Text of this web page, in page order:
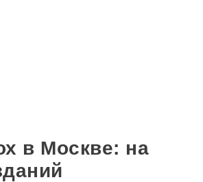
в Москве: на